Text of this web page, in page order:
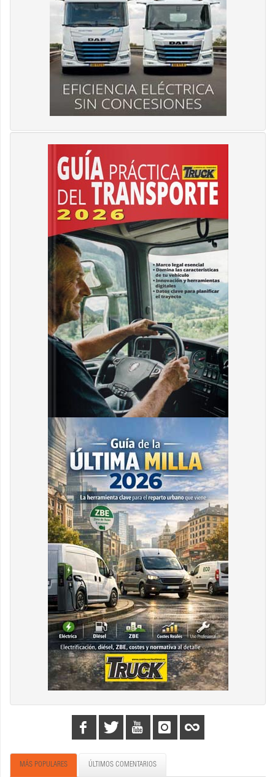
MÁS POPULARES ÚLTIMOS COMENTARIOS